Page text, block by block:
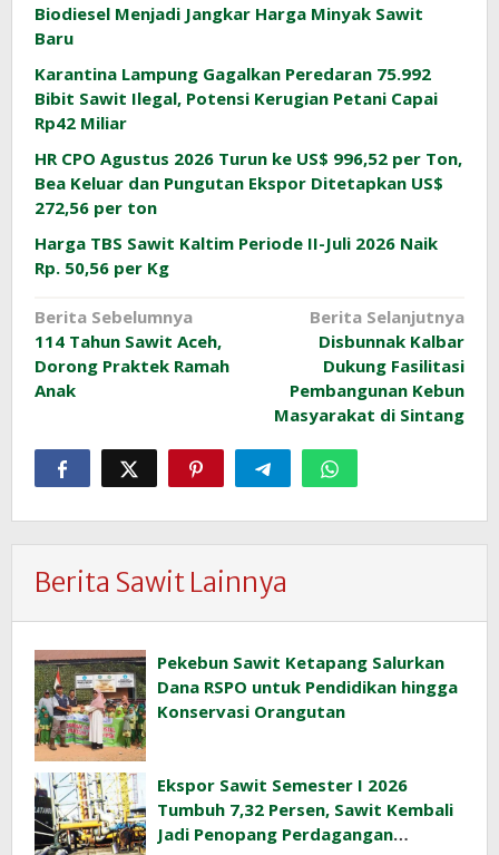
Biodiesel Menjadi Jangkar Harga Minyak Sawit
Baru
Karantina Lampung Gagalkan Peredaran 75.992
Bibit Sawit Ilegal, Potensi Kerugian Petani Capai
Rp42 Miliar
HR CPO Agustus 2026 Turun ke US$ 996,52 per Ton,
Bea Keluar dan Pungutan Ekspor Ditetapkan US$
272,56 per ton
Harga TBS Sawit Kaltim Periode II-Juli 2026 Naik
Rp. 50,56 per Kg
Navigasi
pos
Berita Sebelumnya
114 Tahun Sawit Aceh,
Dorong Praktek Ramah
Anak
Berita Selanjutnya
Disbunnak Kalbar
Dukung Fasilitasi
Pembangunan Kebun
Masyarakat di Sintang
Berita Sawit Lainnya
Pekebun Sawit Ketapang Salurkan
Dana RSPO untuk Pendidikan hingga
Konservasi Orangutan
Ekspor Sawit Semester I 2026
Tumbuh 7,32 Persen, Sawit Kembali
Jadi Penopang Perdagangan